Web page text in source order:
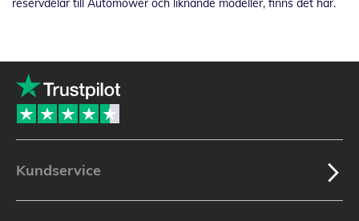
reservdelar till Automower och liknande modeller, finns det här.
Kundservice